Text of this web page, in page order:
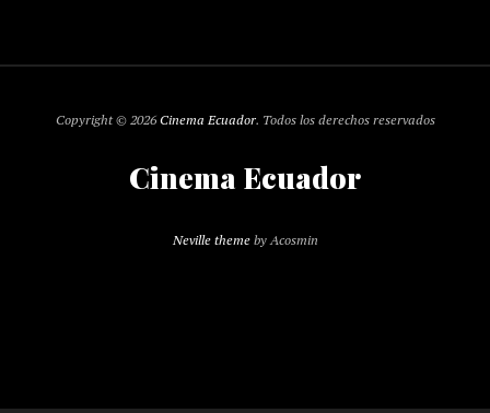
Copyright © 2026Cinema Ecuador. Todos los derechos reservados
Cinema Ecuador
Neville themeby Acosmin